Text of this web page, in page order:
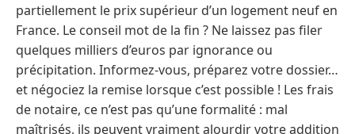
partiellement le prix supérieur d’un logement neuf en
France. Le conseil mot de la fin ? Ne laissez pas filer
quelques milliers d’euros par ignorance ou
précipitation. Informez-vous, préparez votre dossier…
et négociez la remise lorsque c’est possible ! Les frais
de notaire, ce n’est pas qu’une formalité : mal
maîtrisés, ils peuvent vraiment alourdir votre addition